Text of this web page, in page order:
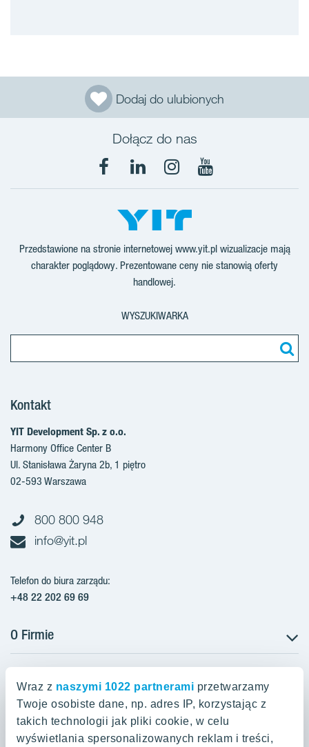
Wraz z naszymi 1022 partnerami przetwarzamy
Twoje osobiste dane, np. adres IP, korzystając z
takich technologii jak pliki cookie, w celu
wyświetlania spersonalizowanych reklam i treści,
Dodaj do ulubionych
Dołącz do nas
Facebook
LinkedInInstagram
YouTube
Przedstawione na stronie internetowej www.yit.pl wizualizacje mają
charakter poglądowy. Prezentowane ceny nie stanowią oferty
handlowej.
WYSZUKIWARKA
Kontakt
YIT Development Sp. z o.o.
Harmony Office Center B
Ul. Stanisława Żaryna 2b, 1 piętro
02-593 Warszawa
800 800 948
info@yit.pl
Telefon do biura zarządu:
+48 22 202 69 69
O Firmie
Projekty w przygotowaniu
Projekty zrealizowane
Aktualności
Zakup gruntów
Projekty w Polsce
Aroma Park Lofty Warszawa
Talarowa Park Warszawa
Oferty mieszkaniowe Warszawa